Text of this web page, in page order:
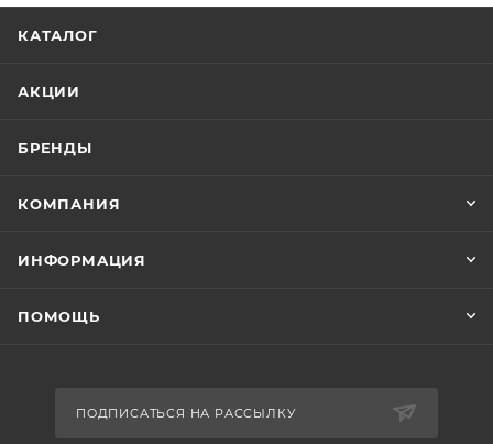
КАТАЛОГ
АКЦИИ
БРЕНДЫ
КОМПАНИЯ
ИНФОРМАЦИЯ
ПОМОЩЬ
ПОДПИСАТЬСЯ НА РАССЫЛКУ